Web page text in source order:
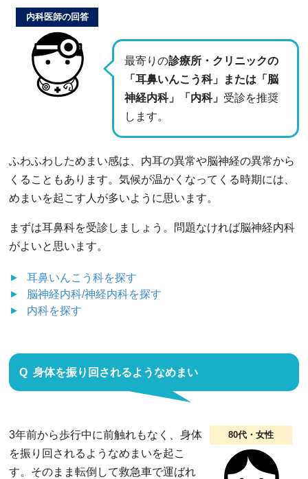
最寄りの診療所・クリニックの
「耳鼻いんこう科」または「脳
神経内科」「内科」 受診を推奨
します。
内科医師の回答
ふわふわしためまい感は、内耳の異常や脳神経の異常から
くることもあります。気候が温かくなってくる時期には、
めまいを起こす人が多いように思います。
まずは耳鼻科を受診しましょう。問題なければ脳神経内科
がよいと思います。
耳鼻いんこう科を探す
脳神経内科/神経内科を探す
内科を探す
身体を振り回されるようなめまい
80代・女性
3年前から歩行中に前触れもなく、身体
を振り回されるようなめまいを起こ
す。そのまま転倒して救急車で運ばれ